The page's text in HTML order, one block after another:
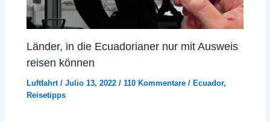
Länder, in die Ecuadorianer nur mit Ausweis
reisen können
Luftfahrt/Julio 13, 2022/110 Kommentare / Ecuador,
Reisetipps